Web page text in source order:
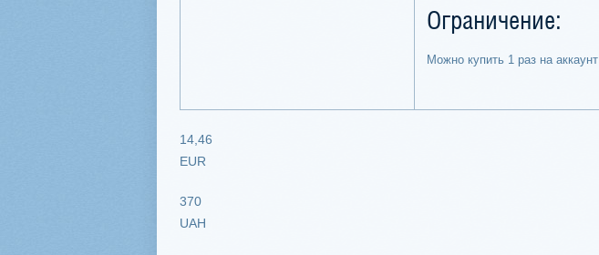
Ограничение:
Можно купить 1 раз на аккаунт
14,46
EUR
370
UAH